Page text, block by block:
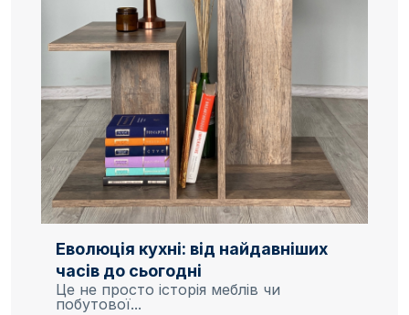
Еволюція кухні: від найдавніших
часів до сьогодні
Це не просто історія меблів чи
побутової...